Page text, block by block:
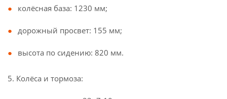
колёсная база: 1230 мм;
дорожный просвет: 155 мм;
высота по сидению: 820 мм.
5. Колёса и тормоза: